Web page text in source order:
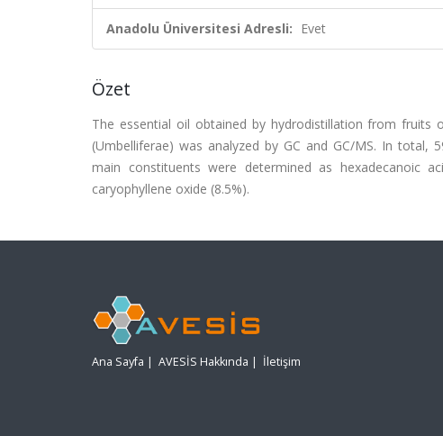
Anadolu Üniversitesi Adresli: Evet
Özet
The essential oil obtained by hydrodistillation from fruits
(Umbelliferae) was analyzed by GC and GC/MS. In
main constituents were determined as hexadecanoic
caryophyllene oxide (8.5%).
Ana Sayfa | AVESİS Hakkında | İletişim